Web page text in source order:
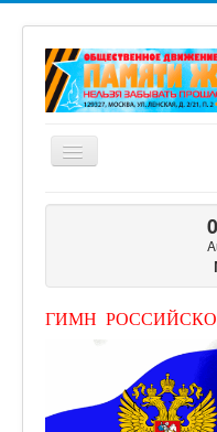
Включить/
выключить
ГЛАВНАЯ
ВИДЕОГАЛЕРЕЯ
КНИГИ ПРОЕКТА
КОНТАКТЫ
ГИМН